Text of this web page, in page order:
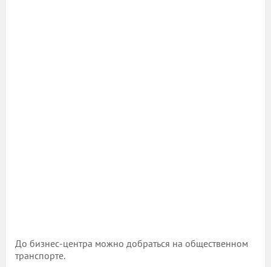
До бизнес-центра можно добраться на общественном
транспорте.